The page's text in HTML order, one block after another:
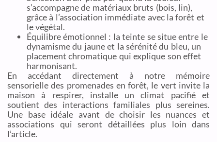
s’accompagne de matériaux bruts (bois, lin),
grâce à l’association immédiate avec la forêt et
le végétal.
Équilibre émotionnel : la teinte se situe entre le
dynamisme du jaune et la sérénité du bleu, un
placement chromatique qui explique son effet
harmonisant.
En accédant directement à notre mémoire
sensorielle des promenades en forêt, le vert invite la
maison à respirer, installe un climat pacifié et
soutient des interactions familiales plus sereines.
Une base idéale avant de choisir les nuances et
associations qui seront détaillées plus loin dans
l’article.